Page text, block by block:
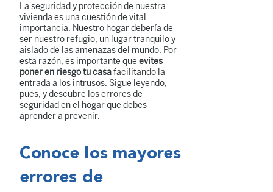
La seguridad y protección de nuestra
vivienda es una cuestión de vital
importancia. Nuestro hogar debería de
ser nuestro refugio, un lugar tranquilo y
aislado de las amenazas del mundo. Por
esta razón, es importante que evites
poner en riesgo tu casafacilitando la
entrada a los intrusos. Sigue leyendo,
pues, y descubre los errores de
seguridad en el hogar que debes
aprender a prevenir.
Conoce los mayores
errores de